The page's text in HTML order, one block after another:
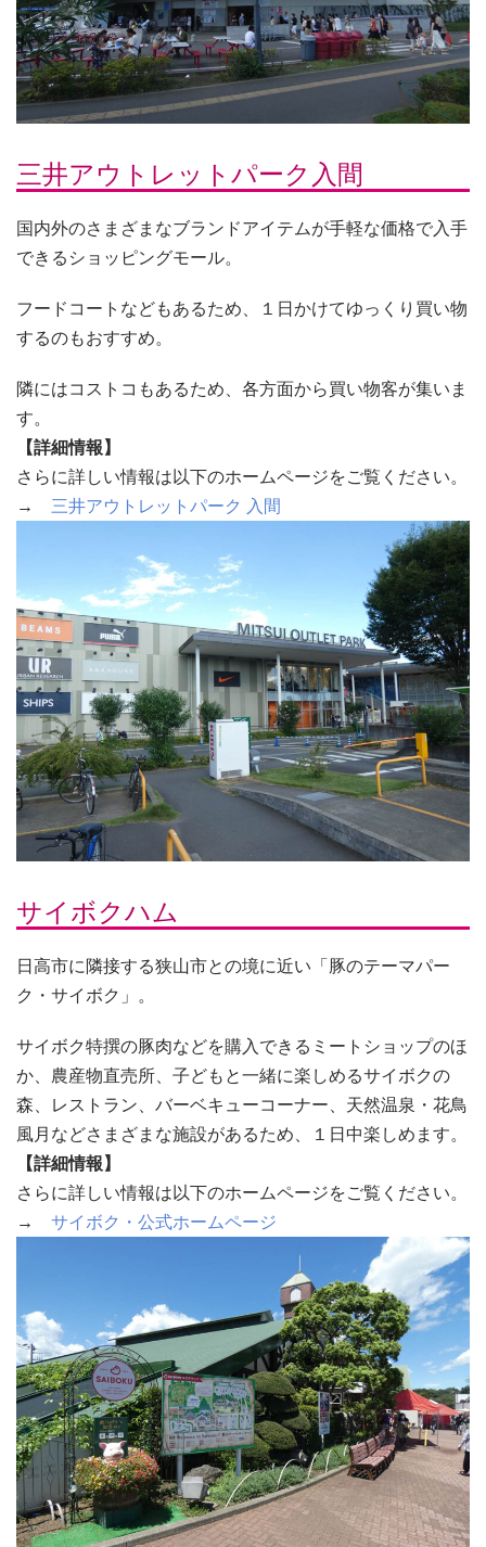
三井アウトレットパーク入間
国内外のさまざまなブランドアイテムが手軽な価格で入手
できるショッピングモール。
フードコートなどもあるため、１日かけてゆっくり買い物
するのもおすすめ。
隣にはコストコもあるため、各方面から買い物客が集いま
す。
【詳細情報】
さらに詳しい情報は以下のホームページをご覧ください。
→ 三井アウトレットパーク 入間
サイボクハム
日高市に隣接する狭山市との境に近い「豚のテーマパー
ク・サイボク」。
サイボク特撰の豚肉などを購入できるミートショップのほ
か、農産物直売所、子どもと一緒に楽しめるサイボクの
森、レストラン、バーベキューコーナー、天然温泉・花鳥
風月などさまざまな施設があるため、１日中楽しめます。
【詳細情報】
さらに詳しい情報は以下のホームページをご覧ください。
→ サイボク・公式ホームページ